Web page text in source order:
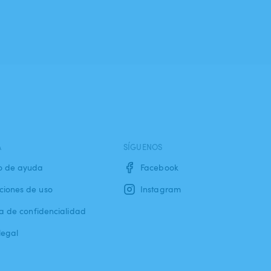
de ayuda
de uso
de confidencialidad
SÍGUENOS
Facebook
Instagram